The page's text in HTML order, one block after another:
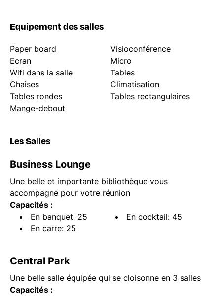
Equipement des salles
Paper board
Visioconférence
Ecran
Micro
Wifi dans la salle
Tables
Chaises
Climatisation
Tables rondes
Tables rectangulaires
Mange-debout
Les Salles
Business Lounge
Une belle et importante bibliothèque vous
accompagne pour votre réunion
Capacités :
En banquet: 25
En cocktail: 45
En carre: 25
Central Park
Une belle salle équipée qui se cloisonne en 3 salles
Capacités :